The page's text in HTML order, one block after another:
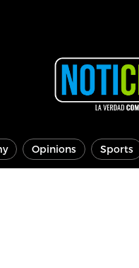
Opinions Sports